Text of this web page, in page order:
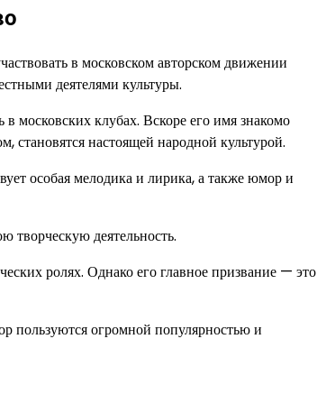
в московском авторском движении
деятелями культуры.
московских клубах. Вскоре его имя знакомо
настоящей народной культурой.
особая мелодика и лирика, а также юмор и
творческую деятельность.
ролях. Однако его главное призвание — это
пользуются огромной популярностью и